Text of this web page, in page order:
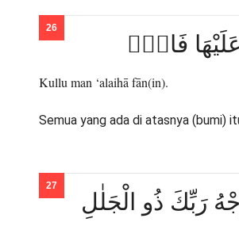
فَانٍۖ
Kullu man ‘alaihā fān(in).
Semua yang ada di atasnya (bumi)
رَبِّكَ ذُو الْجَلٰلِ